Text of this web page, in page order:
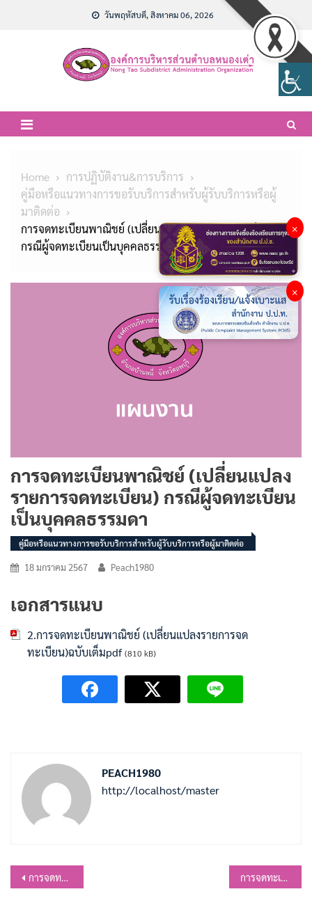
วันพฤหัสบดี, สิงหาคม 06, 2026
Home
การปฏิบัติงาน&การบริการ
คู่มือหรือแนวทางการขอรับบริการสำหรับผู้รับบริการหรือผู้
มาติดต่อ
การจดทะเบียนพาณิชย์ (เปลี่ยนแปลงรายการจดทะเบียน)
กรณีผู้จดทะเบียนเป็นบุคคลธรรมดา
การจดทะเบียนพาณิชย์ (เปลี่ยนแปลง
รายการจดทะเบียน) กรณีผู้จดทะเบียน
เป็นบุคคลธรรมดา
คู่มือหรือแนวทางการขอรับบริการสำหรับผู้รับบริการหรือผู้มาติดต่อ
18 มกราคม 2567 Peach1980
เอกสารแนบ
2.การจดทะเบียนพาณิชย์ (เปลี่ยนแปลงรายการจด
ทะเบียน)ฉบับเต็มpdf (810 kB)
PEACH1980
http://localhost/master
แนะแนว
การจดทะเบียนพาณิชย์ (ตั้งใหม่) กรณีผู้จดทะเบียนเป็นบุคคลธรรมดา การจดทะเบียนพาณิชย์ (เลิกประกอบกิจการ) กรณีผู้จดทะเบียนเป็นบุคคลธรรมดา
×
×